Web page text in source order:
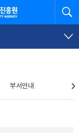
부서안내